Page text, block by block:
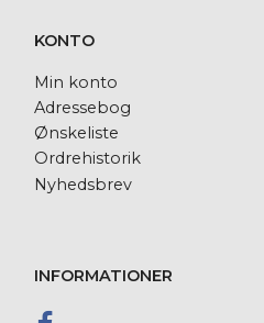
KONTO
Min konto
Adressebog
Ønskeliste
Ordrehistorik
Nyhedsbrev
INFORMATIONER